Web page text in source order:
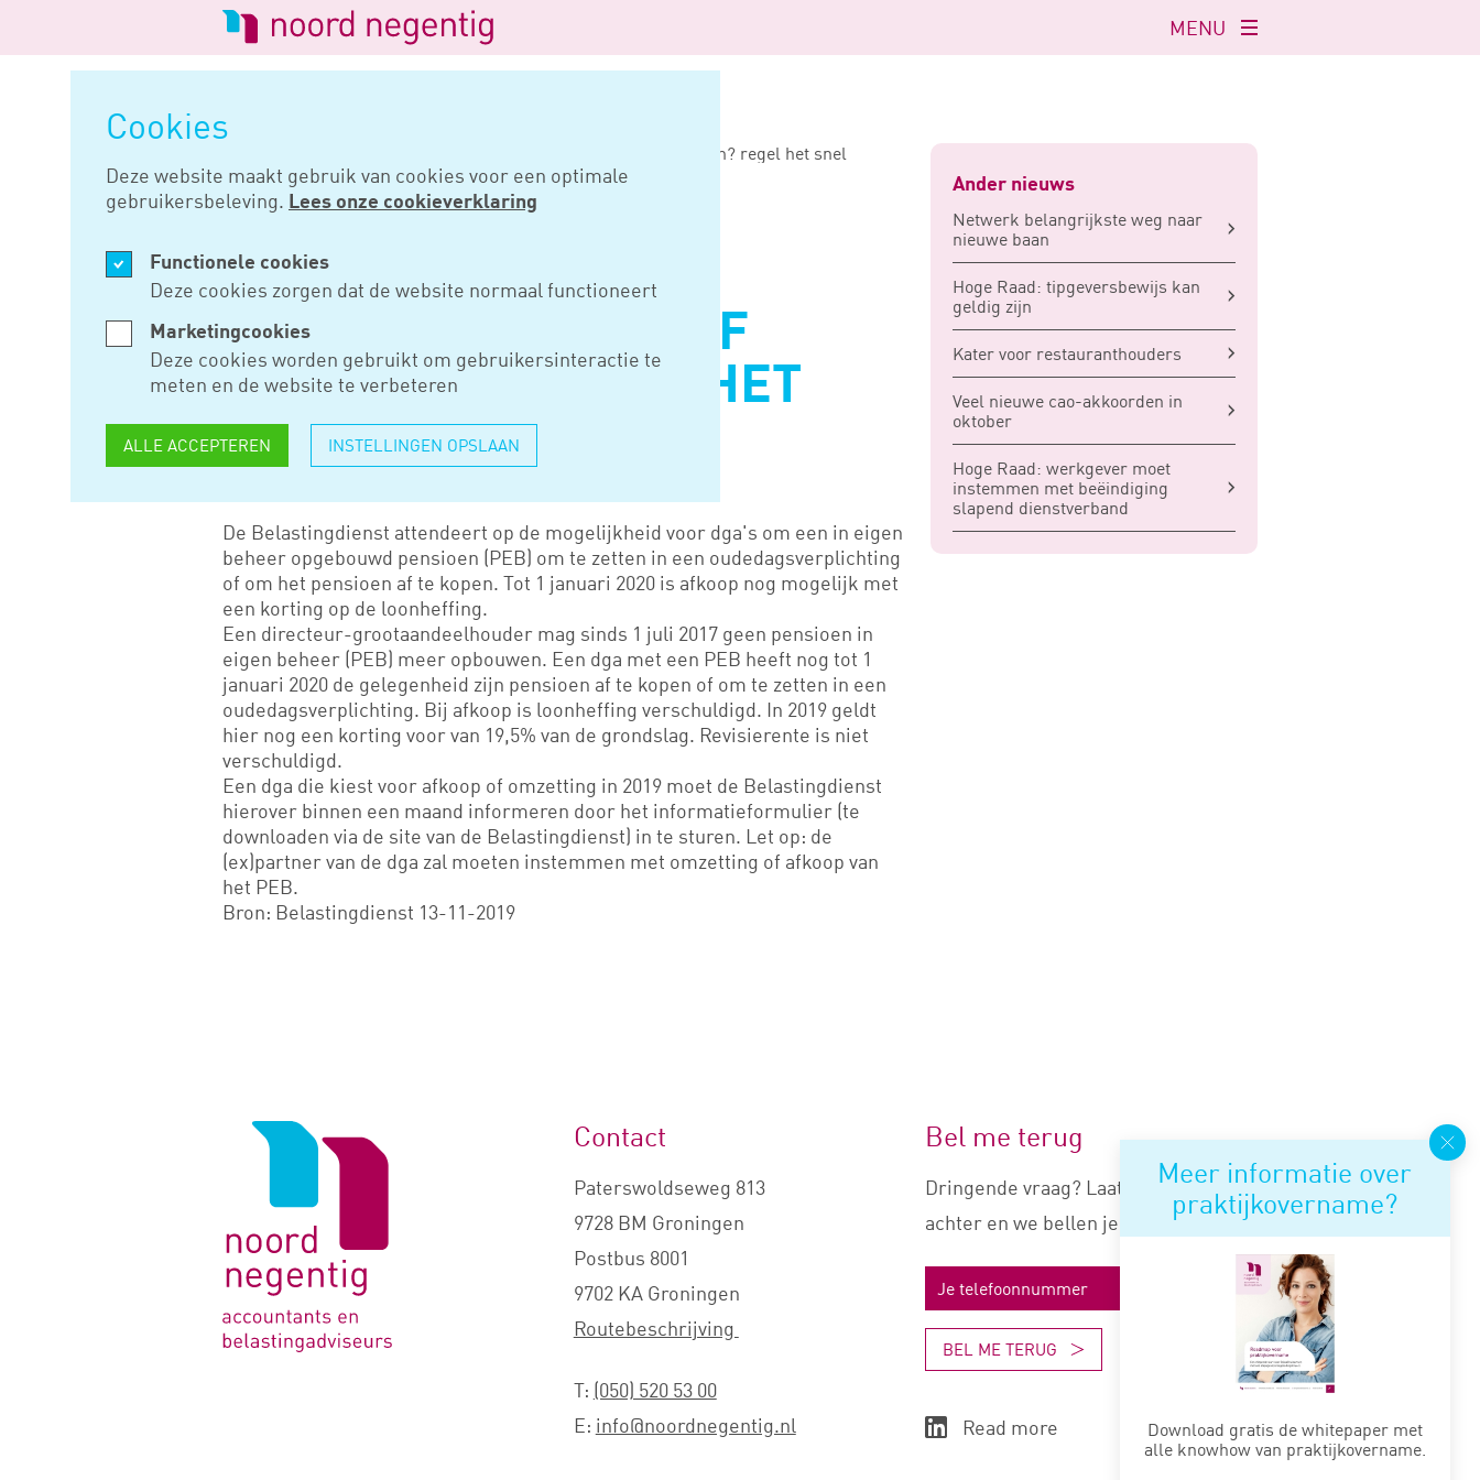
Cookies
Deze website maakt gebruik van cookies voor een optimale
gebruikersbeleving. Lees onze cookieverklaring
Functionele cookies
Deze cookies zorgen dat de website normaal functioneert
Marketingcookies
Deze cookies worden gebruikt om gebruikersinteractie te
meten en de website te verbeteren
ALLE ACCEPTEREN INSTELLINGEN OPSLAAN
Logo
van
Noord
Negentig
Navigatie
openen
MENU
Pensioen in eigen beheer afkopen of omzetten? regel het snel
NOV 14, 2019
PENSIOEN IN EIGEN
BEHEER AFKOPEN OF
OMZETTEN? REGEL HET
SNEL
De Belastingdienst attendeert op de mogelijkheid voor dga's om een in eigen
beheer opgebouwd pensioen (PEB) om te zetten in een oudedagsverplichting
of om het pensioen af te kopen. Tot 1 januari 2020 is afkoop nog mogelijk met
een korting op de loonheffing.
Een directeur-grootaandeelhouder mag sinds 1 juli 2017 geen pensioen in
eigen beheer (PEB) meer opbouwen. Een dga met een PEB heeft nog tot 1
januari 2020 de gelegenheid zijn pensioen af te kopen of om te zetten in een
oudedagsverplichting. Bij afkoop is loonheffing verschuldigd. In 2019 geldt
hier nog een korting voor van 19,5% van de grondslag. Revisierente is niet
verschuldigd.
Een dga die kiest voor afkoop of omzetting in 2019 moet de Belastingdienst
hierover binnen een maand informeren door het informatieformulier (te
downloaden via de site van de Belastingdienst) in te sturen. Let op: de
(ex)partner van de dga zal moeten instemmen met omzetting of afkoop van
het PEB.
Bron: Belastingdienst 13-11-2019
Ander nieuws
Netwerk belangrijkste weg naar
nieuwe baan
Hoge Raad: tipgeversbewijs kan
geldig zijn
Kater voor restauranthouders
Veel nieuwe cao-akkoorden in
oktober
Hoge Raad: werkgever moet
instemmen met beëindiging
slapend dienstverband
Meer informatie over
praktijkovername?
Download gratis de whitepaper met
alle knowhow van praktijkovername.
Logo
Contact
Paterswoldseweg 813
9728 BM Groningen
Postbus 8001
9702 KA Groningen
Routebeschrijving
T: (050) 520 53 00
E: info@noordnegentig.nl
Bel me terug
Dringende vraag? Laat je nummer
achter en we bellen je snel terug.
BEL ME TERUG
Read more